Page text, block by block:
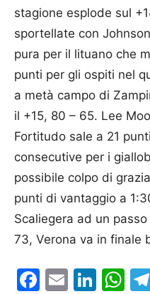
stagione esplode sul
sportellate con
pura per il lituano che
punti per gli ospiti nel
a metà campo di
il +15, 80 – 65. Lee
Fortitudo sale a 21
consecutive per i
possibile colpo di
punti di vantaggio a
Scaliegera ad un
73, Verona va in finale
Facebook
Email